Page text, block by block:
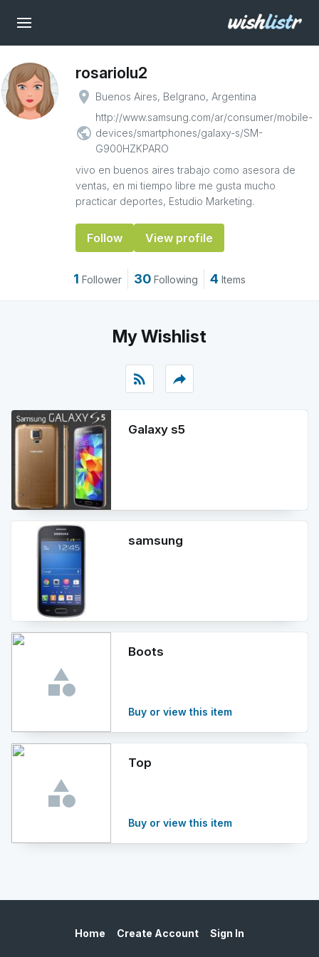
rosariolu2
place Buenos Aires, Belgrano, Argentina
public
http://www.samsung.com/ar/consumer/mobile-
devices/smartphones/galaxy-s/SM-
G900HZKPARO
vivo en buenos aires trabajo como asesora de
ventas, en mi tiempo libre me gusta mucho
practicar deportes, Estudio Marketing.
Follow View profile
1 Follower 30 Following 4 Items
My Wishlist
rss_feed reply
Galaxy s5
samsung
Boots
Buy or view this item
Top
Buy or view this item
Home Create Account Sign In